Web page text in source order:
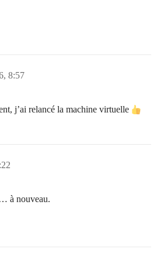
8:57
j’ai relancé la machine virtuelle
à nouveau.